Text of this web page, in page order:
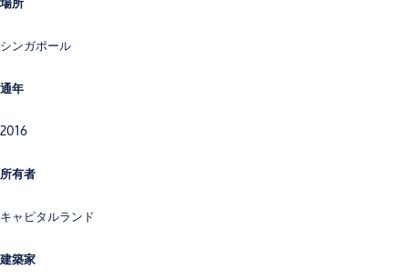
シンガポール
通年
2016
所有者
キャピタルランド
建築家